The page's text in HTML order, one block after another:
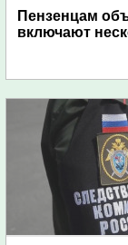
Пензенцам
включают